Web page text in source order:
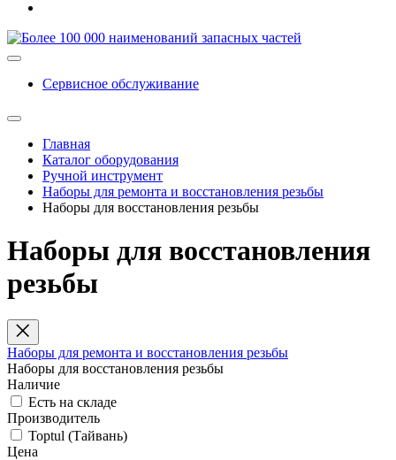
Сервисное обслуживание
Главная
Каталог оборудования
Ручной инструмент
Наборы для ремонта и восстановления резьбы
Наборы для восстановления резьбы
Наборы для восстановления
резьбы
Наборы для ремонта и восстановления резьбы
Наборы для восстановления резьбы
Наличие
Есть на складе
Производитель
Toptul (Тайвань)
Цена